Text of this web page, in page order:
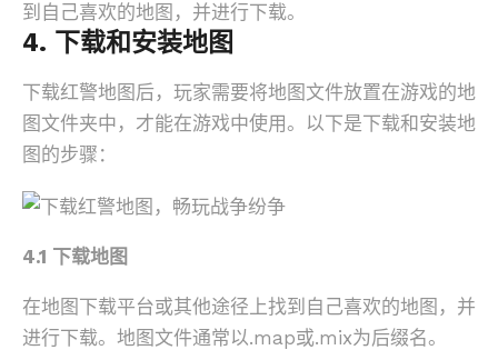
到自己喜欢的地图，并进行下载。
4. 下载和安装地图
下载红警地图后，玩家需要将地图文件放置在游戏的地
图文件夹中，才能在游戏中使用。以下是下载和安装地
图的步骤：
4.1 下载地图
在地图下载平台或其他途径上找到自己喜欢的地图，并
进行下载。地图文件通常以.map或.mix为后缀名。